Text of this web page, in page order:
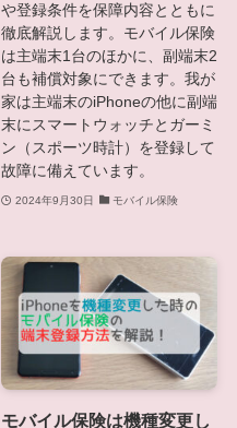
や登録条件を保障内容とともに
徹底解説します。モバイル保険
は主端末1台のほかに、副端末2
台も補償対象にできます。我が
家は主端末のiPhoneの他に副端
末にスマートウォッチとガーミ
ン（スポーツ時計）を登録して
故障に備えています。
2024年9月30日 モバイル保険
モバイル保険は機種変更し